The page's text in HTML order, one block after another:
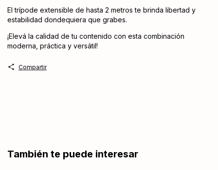
El trípode extensible de hasta 2 metros te brinda libertad y
estabilidad dondequiera que grabes.
¡Elevá la calidad de tu contenido con esta combinación
moderna, práctica y versátil!
Compartir
También te puede interesar